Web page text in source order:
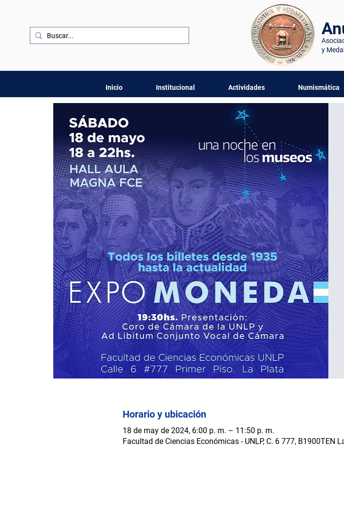
y
Inicio Institucional Actividades Numismática
Horario y ubicación
18 de may de 2024, 6:00 p. m. – 11:50 p. m.
Facultad de Ciencias Económicas - UNLP, C. 6 777, B1900TEN